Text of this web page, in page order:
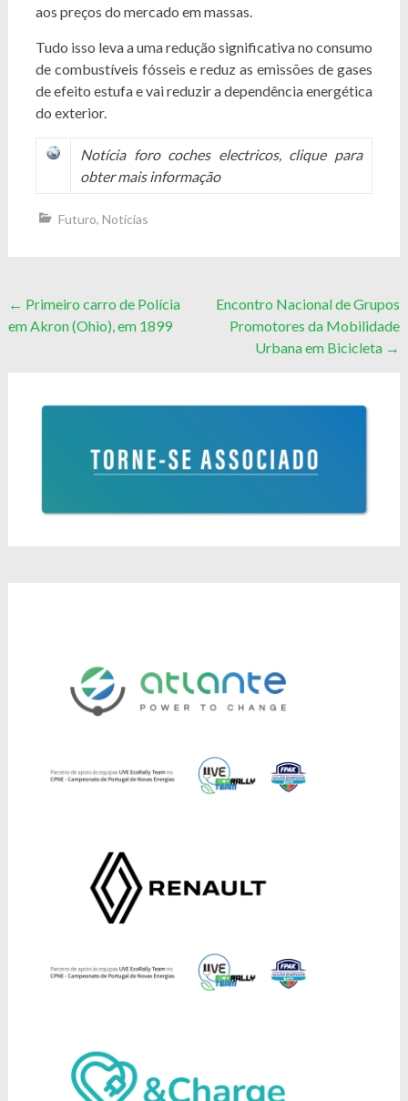
aos preços do mercado em massas.
Tudo isso leva a uma redução significativa no consumo
de combustíveis fósseis e reduz as emissões de gases
de efeito estufa e vai reduzir a dependência energética
do exterior.
Notícia foro coches electricos, clique para
obter mais informação
Futuro, Notícias
Post
navigation
← Primeiro carro de Polícia
em Akron (Ohio), em 1899
Encontro Nacional de Grupos
Promotores da Mobilidade
Urbana em Bicicleta →